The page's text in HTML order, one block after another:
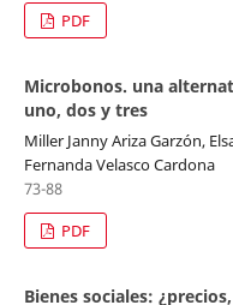
PDF
Microbonos. una
uno, dos y tres
Miller Janny Ariza Garzón,
Fernanda Velasco Cardona
73-88
PDF
Bienes sociales: